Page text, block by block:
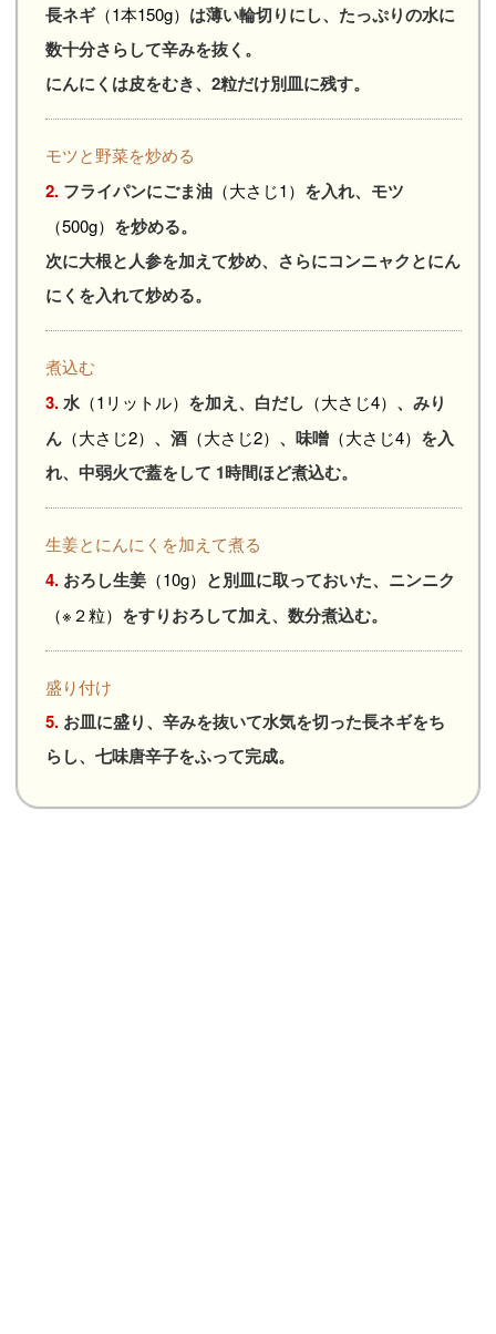
長ネギ（1本150g） は薄い輪切りにし、たっぷりの水に
数十分さらして辛みを抜く。
にんにくは皮をむき、2粒だけ別皿に残す。
モツと野菜を炒める
2. フライパンにごま油 （大さじ1） を入れ、モツ
（500g） を炒める。
次に大根と人参を加えて炒め、さらにコンニャクとにん
にくを入れて炒める。
煮込む
3.水 （1リットル） を加え、白だし （大さじ4） 、みり
ん （大さじ2） 、酒 （大さじ2） 、味噌 （大さじ4） を入
れ、中弱火で蓋をして 1時間ほど煮込む。
生姜とにんにくを加えて煮る
4. おろし生姜 （10g） と別皿に取っておいた、ニンニク
（※２粒） をすりおろして加え、数分煮込む。
盛り付け
5. お皿に盛り、辛みを抜いて水気を切った長ネギをち
らし、七味唐辛子をふって完成。